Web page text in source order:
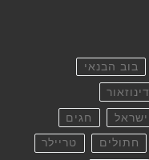
בוב הבנאי
דינוזאור
ישראל חגים
חתולים טריילר